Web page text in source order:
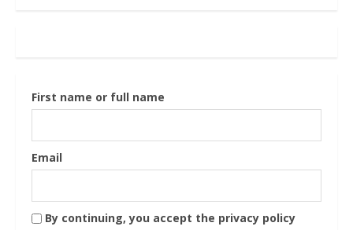
First name or full name
Email
By continuing, you accept the privacy policy